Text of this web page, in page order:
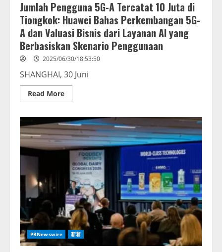
Jumlah Pengguna 5G-A Tercatat 10 Juta di
Tiongkok: Huawei Bahas Perkembangan 5G-
A dan Valuasi Bisnis dari Layanan AI yang
Berbasiskan Skenario Penggunaan
2025/06/30/18:53:50
SHANGHAI, 30 Juni
Read MoreRead
more
Pengguna
5G-
A
Tercatat
10
Juta
Tiongkok:
Huawei
Bahas
Perkembangan
5G-
A
dan
Valuasi
Bisnis
dari
Layanan
AI
PRNewswire 新着